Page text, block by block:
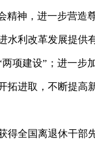
精神，进一步营
水利改革发展提
项建设”；进一
拓进取，不断提
全国离退休干部